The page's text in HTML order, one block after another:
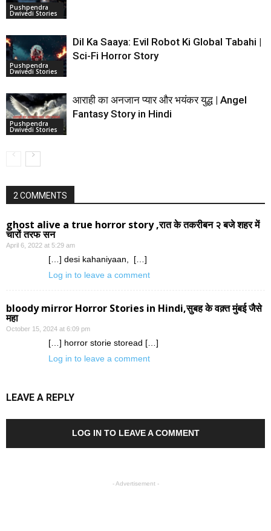
Pushpendra
Dwivedi Stories
Pushpendra
Dwivedi Stories
Dil Ka Saaya: Evil Robot Ki Global Tabahi |
Sci-Fi Horror Story
Pushpendra
Dwivedi Stories
आराही का अनजान प्यार और भयंकर युद्ध | Angel
Fantasy Story in Hindi
2 COMMENTS
ghost alive a true horror story ,रात के तकरीबन २ बजे शहर में
चारों तरफ सन
April 6, 2022 at 5:29 am
[…] desi kahaniyaan, […]
Log in to leave a comment
bloody mirror Horror Stories in Hindi,सुबह के वक़्त मुंबई जैसे
महा
October 15, 2024 at 6:09 pm
[…] horror storie storead […]
Log in to leave a comment
LEAVE A REPLY
LOG IN TO LEAVE A COMMENT
- Advertisement -